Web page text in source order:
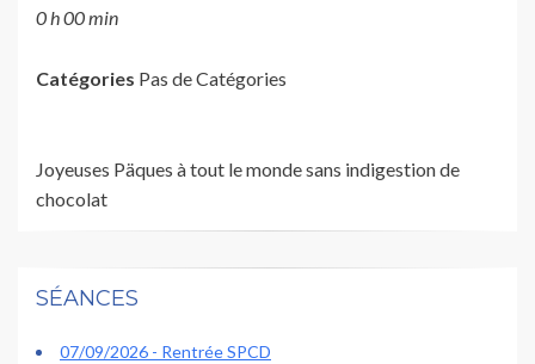
0 h 00 min
Catégories Pas de Catégories
Joyeuses Päques à tout le monde sans indigestion de
chocolat
SÉANCES
07/09/2026 - Rentrée SPCD